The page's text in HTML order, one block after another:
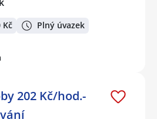
Kč Plný úvazek
202 Kč/hod.-